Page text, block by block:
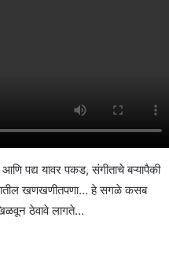
पद्य यावर पकड, संगीताचे बऱ्यापैकी
खणखणीतपणा… हे सगळे कसब
ठेवावे लागते…